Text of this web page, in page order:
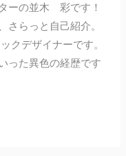
ーの並木 彩です！
さらっと自己紹介。
クデザイナーです。
った異色の経歴です